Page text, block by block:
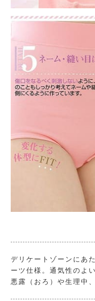
デリケートゾーンにあ
ーツ仕様。通気性のよ
悪露（おろ）や生理中